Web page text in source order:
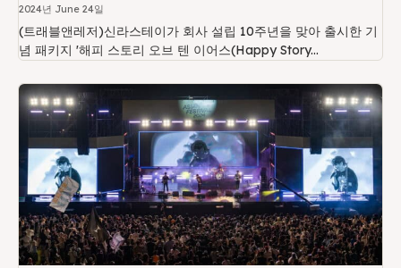
2024년 June 24일
(트래블앤레저)신라스테이가 회사 설립 10주년을 맞아 출시한 기
념 패키지 '해피 스토리 오브 텐 이어스(Happy Story...